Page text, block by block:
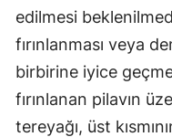
edilmesi
fırınlanması veya
birbirine iyice
fırınlanan pilavın
tereyağı, üst